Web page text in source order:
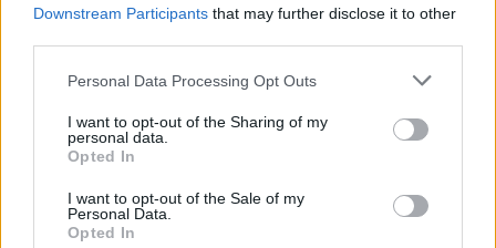
Downstream Participants that may further disclose it to other
Please note that this website/app uses one or more Google
not limited to your visit or usage behaviour. You may click to
grant or deny consent to Google and its third-party tags to
use your data for below specified purposes in below Google
consent section.
Personal Data Processing Opt Outs
I want to opt-out of the Sharing of my
personal data.
Opted In
I want to opt-out of the Sale of my
Personal Data.
Opted In
Κοινοποιήστε